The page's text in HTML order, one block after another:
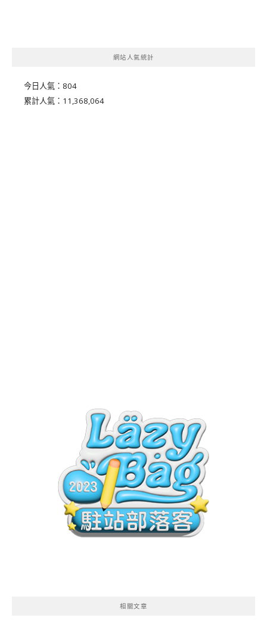
網站人氣統計
今日人氣： 804
累計人氣： 11,368,064
相關文章